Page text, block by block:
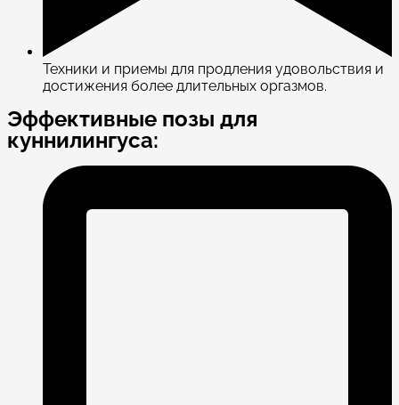
Техники и приемы для продления удовольствия и
достижения более длительных оргазмов.
Эффективные позы для
куннилингуса: